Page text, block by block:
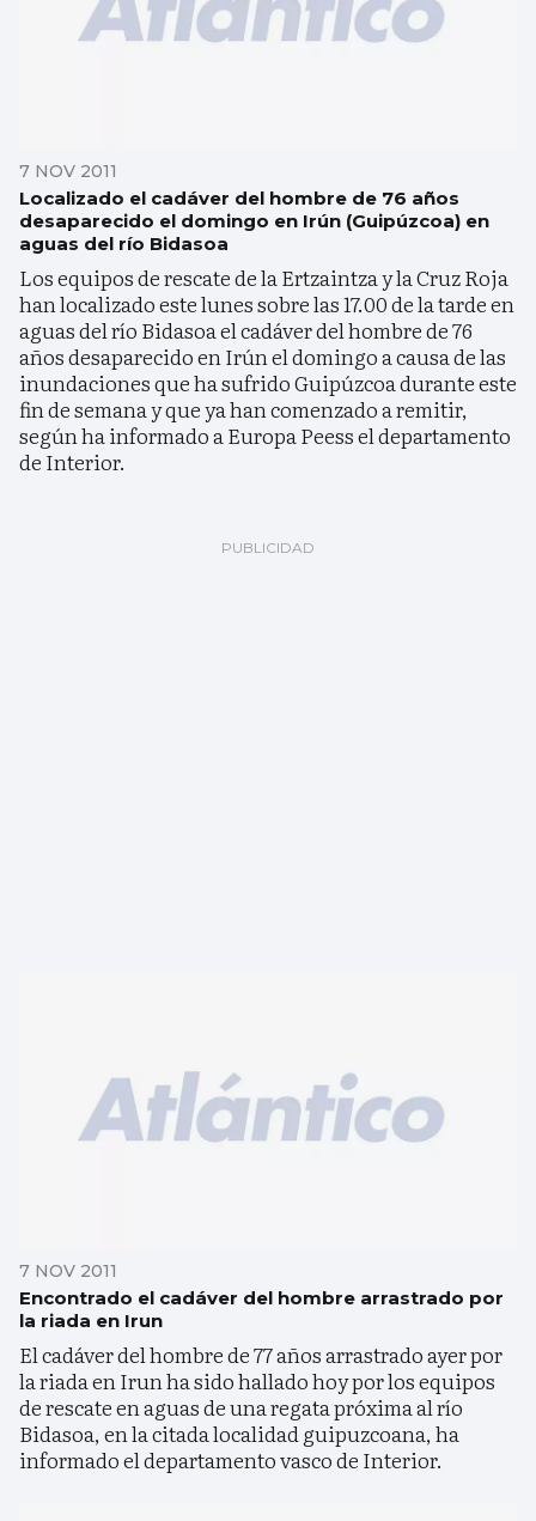
7 NOV 2011
Localizado el cadáver del hombre de 76 años
desaparecido el domingo en Irún (Guipúzcoa) en
aguas del río Bidasoa
Los equipos de rescate de la Ertzaintza y la Cruz Roja
han localizado este lunes sobre las 17.00 de la tarde en
aguas del río Bidasoa el cadáver del hombre de 76
años desaparecido en Irún el domingo a causa de las
inundaciones que ha sufrido Guipúzcoa durante este
fin de semana y que ya han comenzado a remitir,
según ha informado a Europa Peess el departamento
de Interior.
7 NOV 2011
Encontrado el cadáver del hombre arrastrado por
la riada en Irun
El cadáver del hombre de 77 años arrastrado ayer por
la riada en Irun ha sido hallado hoy por los equipos
de rescate en aguas de una regata próxima al río
Bidasoa, en la citada localidad guipuzcoana, ha
informado el departamento vasco de Interior.